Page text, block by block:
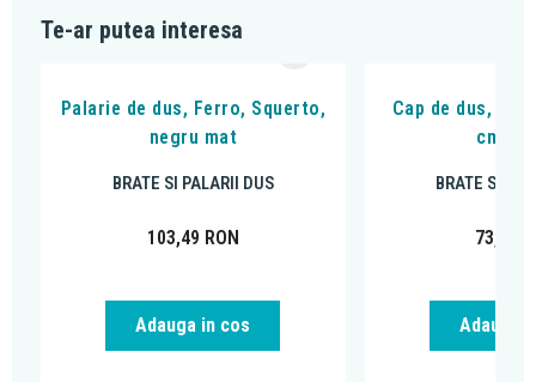
Te-ar putea interesa
Palarie de dus, Ferro, Squerto,
negru mat
BRATE SI PALARII DUS
103,49 RON
Adauga in cos
Cap de dus,
cm,
BRATE SI
73,79
Adauga